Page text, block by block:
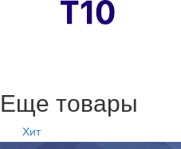
Еще товары
Хит